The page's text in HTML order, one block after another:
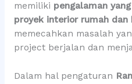
memiliki pengalaman
proyek interior rumah dan
memecahkan masalah
project berjalan dan
Dalam hal pengaturan